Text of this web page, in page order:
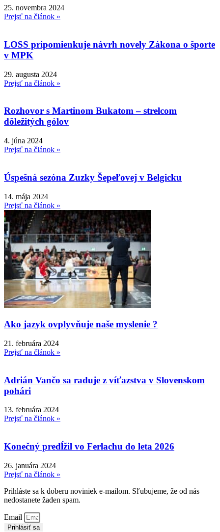
25. novembra 2024
Prejsť na článok »
LOSS pripomienkuje návrh novely Zákona o športe
v MPK
29. augusta 2024
Prejsť na článok »
Rozhovor s Martinom Bukatom – strelcom
dôležitých gólov
4. júna 2024
Prejsť na článok »
Úspešná sezóna Zuzky Šepeľovej v Belgicku
14. mája 2024
Prejsť na článok »
Ako jazyk ovplyvňuje naše myslenie ?
21. februára 2024
Prejsť na článok »
Adrián Vančo sa raduje z víťazstva v Slovenskom
pohári
13. februára 2024
Prejsť na článok »
Konečný predĺžil vo Ferlachu do leta 2026
26. januára 2024
Prejsť na článok »
Prihláste sa k doberu noviniek e-mailom. Sľubujeme, že od nás
nedostanete žaden spam.
Email
Prihlásiť sa